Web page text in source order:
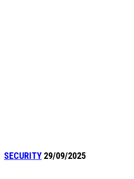
SECURITY 29/09/2025